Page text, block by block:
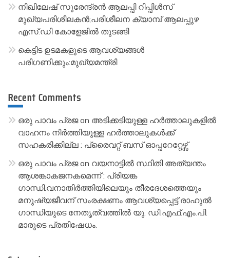
നിഖിലേഷ് സുരേന്ദ്രൻ ആലപ്പി റിപ്പിൾസ്
മുഖ്യപരിശീലകൻ;പരിശീലന ക്യാമ്പ് ആലപ്പുഴ
എസ്.ഡി കോളേജിൽ തുടങ്ങി
കെട്ടിട ഉടമകളുടെ ആവശ്യങ്ങൾ
പരിഗണിക്കും:മുഖ്യമന്ത്രി
Recent Comments
ഒരു പാവം പ്രജon അടിക്കടിയുള്ള ഹർത്താലുകളിൽ
വാഹനം നിർത്തിയുള്ള ഹർത്താലുകൾക്ക്
സഹകരിക്കില്ല : പ്രൈവറ്റ് ബസ് ഓപ്പറേറ്റേഴ്സ്
ഒരു പാവം പ്രജon വയനാട്ടിൽ സ്ഥിതി അത്യന്തം
ആശങ്കാകജനകമെന്ന് : പ്രിയങ്ക
ഗാന്ധി.വനാതിർത്തിയിലെയും തീരദേശത്തെയും
മനുഷ്യജീവന് സംരക്ഷണം ആവശ്യപ്പെട്ട് രാഹുൽ
ഗാന്ധിയുടെ നേതൃത്വത്തിൽ യു. ഡി.എഫ്.എം.പി.
മാരുടെ പ്രതിഷേധം.